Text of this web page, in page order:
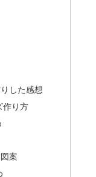
した感想
作り方
案